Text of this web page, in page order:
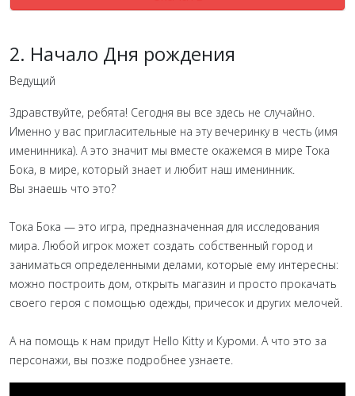
2. Начало Дня рождения
Ведущий
Здравствуйте, ребята! Сегодня вы все здесь не случайно.
Именно у вас пригласительные на эту вечеринку в честь (имя
именинника). А это значит мы вместе окажемся в мире Тока
Бока, в мире, который знает и любит наш именинник.
Вы знаешь что это?
Тока Бока — это игра, предназначенная для исследования
мира. Любой игрок может создать собственный город и
заниматься определенными делами, которые ему интересны:
можно построить дом, открыть магазин и просто прокачать
своего героя с помощью одежды, причесок и других мелочей.
А на помощь к нам придут Hello Kitty и Куроми. А что это за
персонажи, вы позже подробнее узнаете.